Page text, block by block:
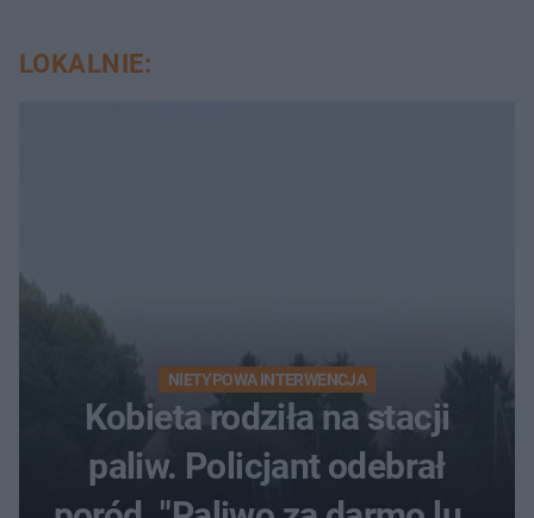
LOKALNIE:
NIETYPOWA INTERWENCJA
Kobieta rodziła na stacji
paliw. Policjant odebrał